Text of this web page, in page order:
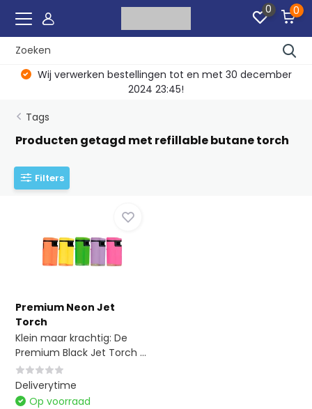
0 0
Wij verwerken bestellingen tot en met 30 december
2024 23:45!
Tags
Producten getagd met refillable butane torch
Filters
Premium Neon Jet
Torch
Klein maar krachtig: De
Premium Black Jet Torch ...
Deliverytime
Op voorraad